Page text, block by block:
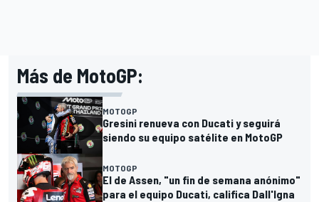
Más de MotoGP:
MOTOGP
Gresini renueva con Ducati y seguirá
siendo su equipo satélite en MotoGP
MOTOGP
El de Assen, "un fin de semana anónimo"
para el equipo Ducati, califica Dall'Igna